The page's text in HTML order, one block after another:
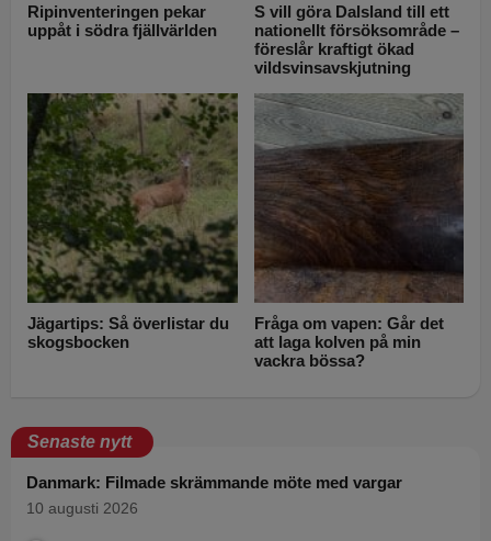
Ripinventeringen pekar
uppåt i södra fjällvärlden
S vill göra Dalsland till ett
nationellt försöksområde –
föreslår kraftigt ökad
vildsvinsavskjutning
Jägartips: Så överlistar du
skogsbocken
Fråga om vapen: Går det
att laga kolven på min
vackra bössa?
Senaste nytt
Danmark: Filmade skrämmande möte med vargar
10 augusti 2026